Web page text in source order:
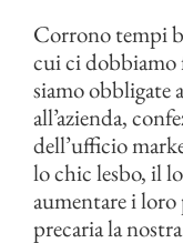
Corrono tempi
cui ci dobbiamo
siamo obbligate
all’azienda,
dell’ufficio
lo chic lesbo, il
aumentare i loro
precaria la